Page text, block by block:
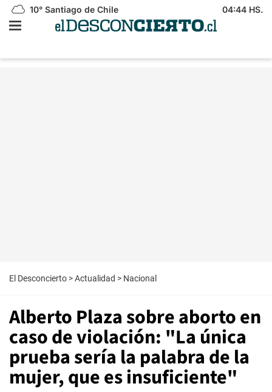
10° Santiago de Chile 04:44 HS.
El Desconcierto >Actualidad > Nacional
Alberto Plaza sobre aborto en
caso de violación: "La única
prueba sería la palabra de la
mujer, que es insuficiente"